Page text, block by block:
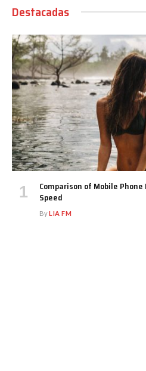
Destacadas
Comparison of Mobile
Speed
ByLIA FM